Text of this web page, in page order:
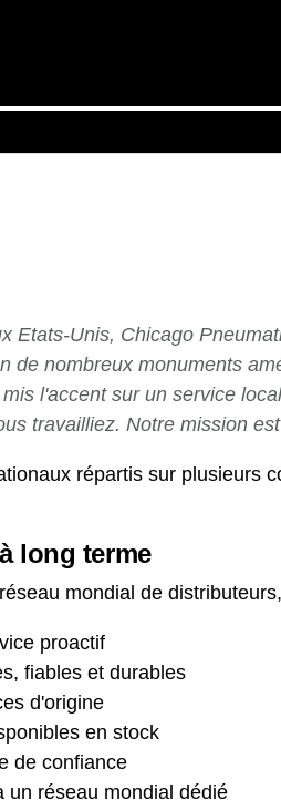
Etats-Unis, Chicago
de nombreux monuments
l'accent sur un service
travailliez. Notre mission
répartis sur plusieurs
long terme
mondial de
proactif
fiables et durables
d'origine
en stock
de confiance
un réseau mondial dédié